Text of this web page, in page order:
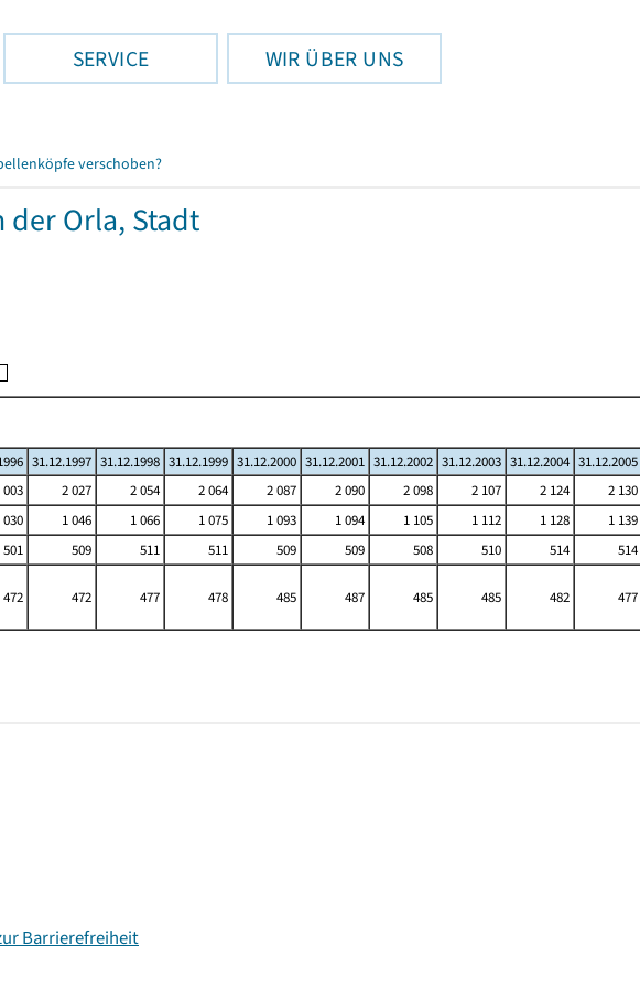
SERVICE WIR ÜBER UNS
verschoben?
der Orla, Stadt
31.12.1997 31.12.1998 31.12.1999 31.12.2000 31.12.2001 31.12.2002 31.12.2003 31.12.2004 31.12.2005
003 2 027 2 054 2 064 2 087 2 090 2 098 2 107 2 124
2 130
030 1 046 1 066 1 075 1 093 1 094 1 105 1 112 1 128
1 139
501 509 511 511 509 509 508 510 514
514
472 472 477 478 485 487 485 485 482 477
Barrierefreiheit